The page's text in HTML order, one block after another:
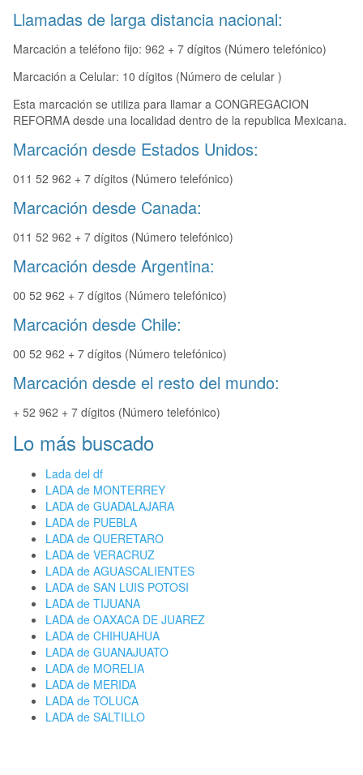
Llamadas de larga distancia nacional:
Marcación a teléfono fijo: 962 + 7 dígitos (Número telefónico)
Marcación a Celular: 10 dígitos (Número de celular )
Esta marcación se utiliza para llamar a CONGREGACION
REFORMA desde una localidad dentro de la republica Mexicana.
Marcación desde Estados Unidos:
011 52 962 + 7 dígitos (Número telefónico)
Marcación desde Canada:
011 52 962 + 7 dígitos (Número telefónico)
Marcación desde Argentina:
00 52 962 + 7 dígitos (Número telefónico)
Marcación desde Chile:
00 52 962 + 7 dígitos (Número telefónico)
Marcación desde el resto del mundo:
+ 52 962 + 7 dígitos (Número telefónico)
Lo más buscado
Lada del df
LADA de MONTERREY
LADA de GUADALAJARA
LADA de PUEBLA
LADA de QUERETARO
LADA de VERACRUZ
LADA de AGUASCALIENTES
LADA de SAN LUIS POTOSI
LADA de TIJUANA
LADA de OAXACA DE JUAREZ
LADA de CHIHUAHUA
LADA de GUANAJUATO
LADA de MORELIA
LADA de MERIDA
LADA de TOLUCA
LADA de SALTILLO